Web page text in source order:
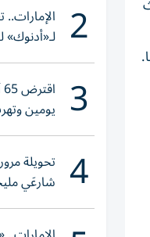
2 أثناء
3 يومين
4 تحويلة
شارعَي